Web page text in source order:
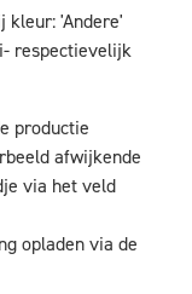
kleur: 'Andere'
respectievelijk
productie
afwijkende
via het veld
opladen via de